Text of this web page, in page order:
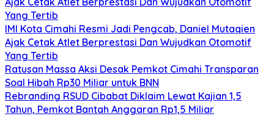
Yang Tertib
IMI Kota Cimahi Resmi Jadi Pengcab, Daniel Mutaqien
Ajak Cetak Atlet Berprestasi Dan Wujudkan Otomotif
Yang Tertib
Ratusan Massa Aksi Desak Pemkot Cimahi Transparan
Soal Hibah Rp30 Miliar untuk BNN
Rebranding RSUD Cibabat Diklaim Lewat Kajian 1,5
Tahun, Pemkot Bantah Anggaran Rp1,5 Miliar